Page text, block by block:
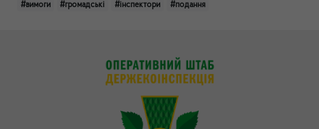
#вимоги #громадські #інспектори #подання